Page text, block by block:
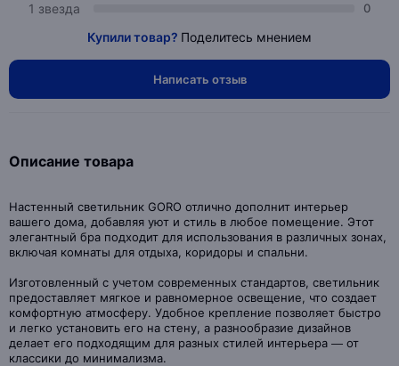
1 звезда 0
Купили товар? Поделитесь мнением
Написать отзыв
Описание товара
Настенный светильник GORO отлично дополнит интерьер
вашего дома, добавляя уют и стиль в любое помещение. Этот
элегантный бра подходит для использования в различных зонах,
включая комнаты для отдыха, коридоры и спальни.
Изготовленный с учетом современных стандартов, светильник
предоставляет мягкое и равномерное освещение, что создает
комфортную атмосферу. Удобное крепление позволяет быстро
и легко установить его на стену, а разнообразие дизайнов
делает его подходящим для разных стилей интерьера — от
классики до минимализма.